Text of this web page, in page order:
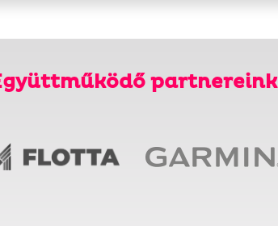
partnereink